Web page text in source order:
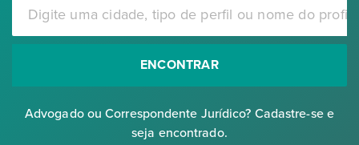
ENCONTRAR
Advogado ou Correspondente Jurídico? Cadastre-se e
seja encontrado.